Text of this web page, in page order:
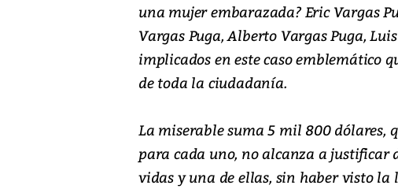
una mujer embarazada? Eric Vargas
Vargas Puga, Alberto Vargas Puga,
implicados en este caso emblemático
de toda la ciudadanía.
La miserable suma 5 mil 800 dólares,
para cada uno, no alcanza a
vidas y una de ellas, sin haber visto la